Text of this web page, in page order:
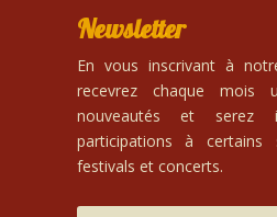
Newsletter
En vous inscrivant à
recevrez chaque
nouveautés et serez
participations à certains
festivals et concerts.